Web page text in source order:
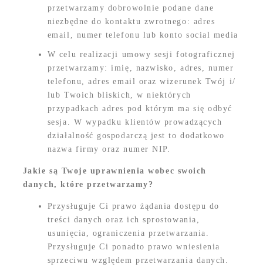
przetwarzamy dobrowolnie podane dane
niezbędne do kontaktu zwrotnego: adres
email, numer telefonu lub konto social media
W celu realizacji umowy sesji fotograficznej
przetwarzamy: imię, nazwisko, adres, numer
telefonu, adres email oraz wizerunek Twój i/
lub Twoich bliskich, w niektórych
przypadkach adres pod którym ma się odbyć
sesja. W wypadku klientów prowadzących
działalność gospodarczą jest to dodatkowo
nazwa firmy oraz numer NIP.
Jakie są Twoje uprawnienia wobec swoich
danych, które przetwarzamy?
Przysługuje Ci prawo żądania dostępu do
treści danych oraz ich sprostowania,
usunięcia, ograniczenia przetwarzania.
Przysługuje Ci ponadto prawo wniesienia
sprzeciwu względem przetwarzania danych.